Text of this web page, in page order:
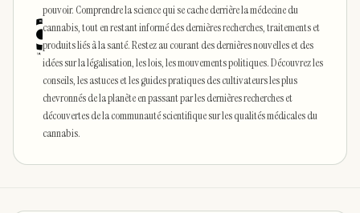
pouvoir. Comprendre la science qui se cache derrière la médecine du
cannabis, tout en restant informé des dernières recherches, traitements et
produits liés à la santé. Restez au courant des dernières nouvelles et des
idées sur la légalisation, les lois, les mouvements politiques. Découvrez les
conseils, les astuces et les guides pratiques des cultivateurs les plus
chevronnés de la planète en passant par les dernières recherches et
découvertes de la communauté scientifique sur les qualités médicales du
cannabis.